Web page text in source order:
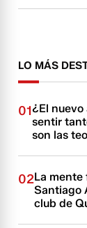
LO MÁS
01¿El nuevo
sentir
son las
02La mente
Santiago
club de